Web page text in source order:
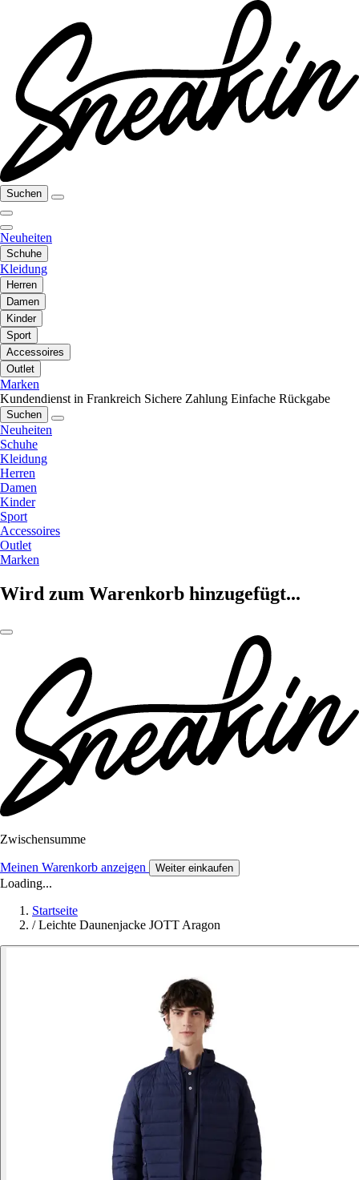
Suchen
Neuheiten
Schuhe
Kleidung
Herren
Damen
Kinder
Sport
Accessoires
Outlet
Marken
Kundendienst in Frankreich Sichere Zahlung Einfache Rückgabe
Suchen
Neuheiten
Schuhe
Kleidung
Herren
Damen
Kinder
Sport
Accessoires
Outlet
Marken
Wird zum Warenkorb hinzugefügt...
Zwischensumme
Meinen Warenkorb anzeigen Weiter einkaufen
Loading...
Startseite
/ Leichte Daunenjacke JOTT Aragon